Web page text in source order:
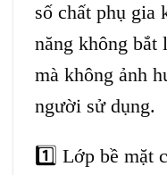
số chất phụ gia
năng không bắt
mà không ảnh
người sử dụng.
1️⃣ Lớp bề mặt